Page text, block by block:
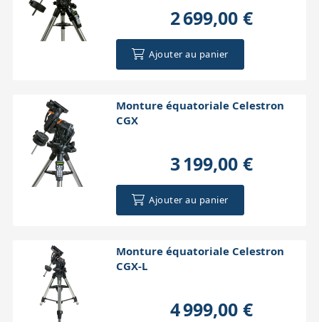
2 699,00 €
Ajouter au panier
Monture équatoriale Celestron
CGX
3 199,00 €
Ajouter au panier
Monture équatoriale Celestron
CGX-L
4 999,00 €